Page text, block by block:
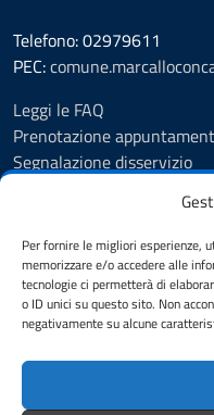
Per fornire le migliori esperienze,
memorizzare e/o accedere alle
tecnologie ci permetterà di
o ID unici su questo sito. Non
negativamente su alcune
Telefono: 02979611
PEC:
Leggi le FAQ
Prenotazione
Segnalazione disservizio
Informativa privacy
Note legali
Dichiarazione di
Feedback